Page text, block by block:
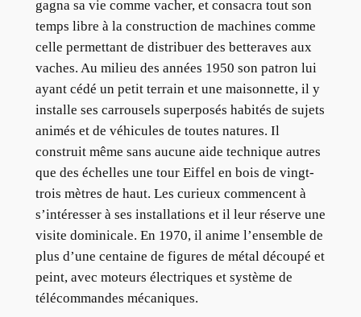
gagna sa vie comme vacher, et consacra tout son
temps libre à la construction de machines comme
celle permettant de distribuer des betteraves aux
vaches. Au milieu des années 1950 son patron lui
ayant cédé un petit terrain et une maisonnette, il y
installe ses carrousels superposés habités de sujets
animés et de véhicules de toutes natures. Il
construit même sans aucune aide technique autres
que des échelles une tour Eiffel en bois de vingt-
trois mètres de haut. Les curieux commencent à
s’intéresser à ses installations et il leur réserve une
visite dominicale. En 1970, il anime l’ensemble de
plus d’une centaine de figures de métal découpé et
peint, avec moteurs électriques et système de
télécommandes mécaniques.